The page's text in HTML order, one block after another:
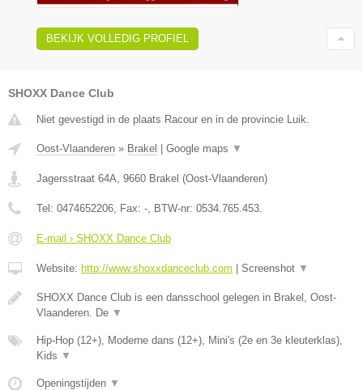
BEKIJK VOLLEDIG PROFIEL
SHOXX Dance Club
Niet gevestigd in de plaats Racour en in de provincie Luik.
Oost-Vlaanderen » Brakel | Google maps ▼
Jagersstraat 64A 9660 Brakel (Oost-Vlaanderen)
Tel: 0474652206 , Fax: - , BTW-nr: 0534.765.453.
E-mail › SHOXX Dance Club
Website: http://www.shoxxdanceclub.com | Screenshot ▼
SHOXX Dance Club is een dansschool gelegen in Brakel, Oost-
Vlaanderen. De ▼
Hip-Hop (12+), Moderne dans (12+), Mini's (2e en 3e kleuterklas),
Kids ▼
Openingstijden ▼